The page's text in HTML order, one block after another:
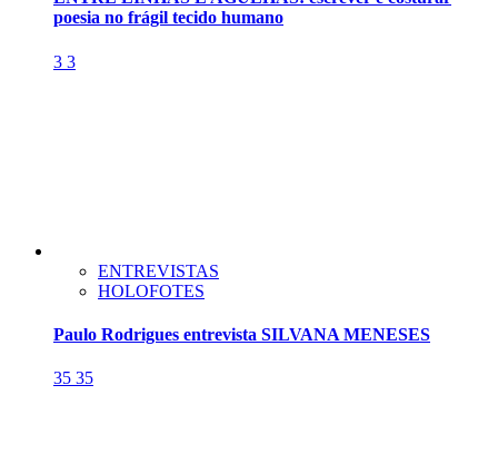
poesia no frágil tecido humano
3 3
ENTREVISTAS
HOLOFOTES
Paulo Rodrigues entrevista SILVANA MENESES
35 35